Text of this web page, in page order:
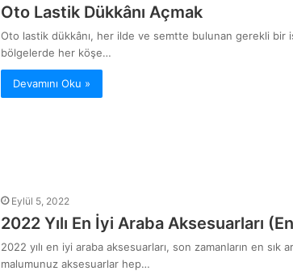
Oto Lastik Dükkânı Açmak
Oto lastik dükkânı, her ilde ve semtte bulunan gerekli bir
bölgelerde her köşe…
Devamını Oku »
Eylül 5, 2022
2022 Yılı En İyi Araba Aksesuarları
2022 yılı en iyi araba aksesuarları, son zamanların en
malumunuz aksesuarlar hep…